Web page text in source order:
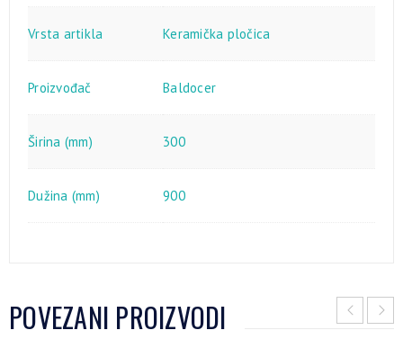
Vrsta artikla Keramička pločica
Proizvođač Baldocer
Širina (mm) 300
Dužina (mm) 900
POVEZANI PROIZVODI